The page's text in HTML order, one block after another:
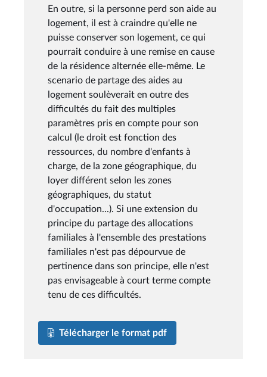
En outre, si la personne perd son aide au
logement, il est à craindre qu'elle ne
puisse conserver son logement, ce qui
pourrait conduire à une remise en cause
de la résidence alternée elle-même. Le
scenario de partage des aides au
logement soulèverait en outre des
difficultés du fait des multiples
paramètres pris en compte pour son
calcul (le droit est fonction des
ressources, du nombre d'enfants à
charge, de la zone géographique, du
loyer différent selon les zones
géographiques, du statut
d'occupation...). Si une extension du
principe du partage des allocations
familiales à l'ensemble des prestations
familiales n'est pas dépourvue de
pertinence dans son principe, elle n'est
pas envisageable à court terme compte
tenu de ces difficultés.
Télécharger le format pdf